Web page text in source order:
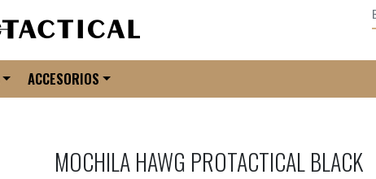
ACCESORIOS
MOCHILA HAWG PROTACTICAL BLACK